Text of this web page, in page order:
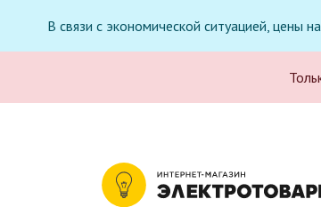
В связи с экономической ситуацией, цены